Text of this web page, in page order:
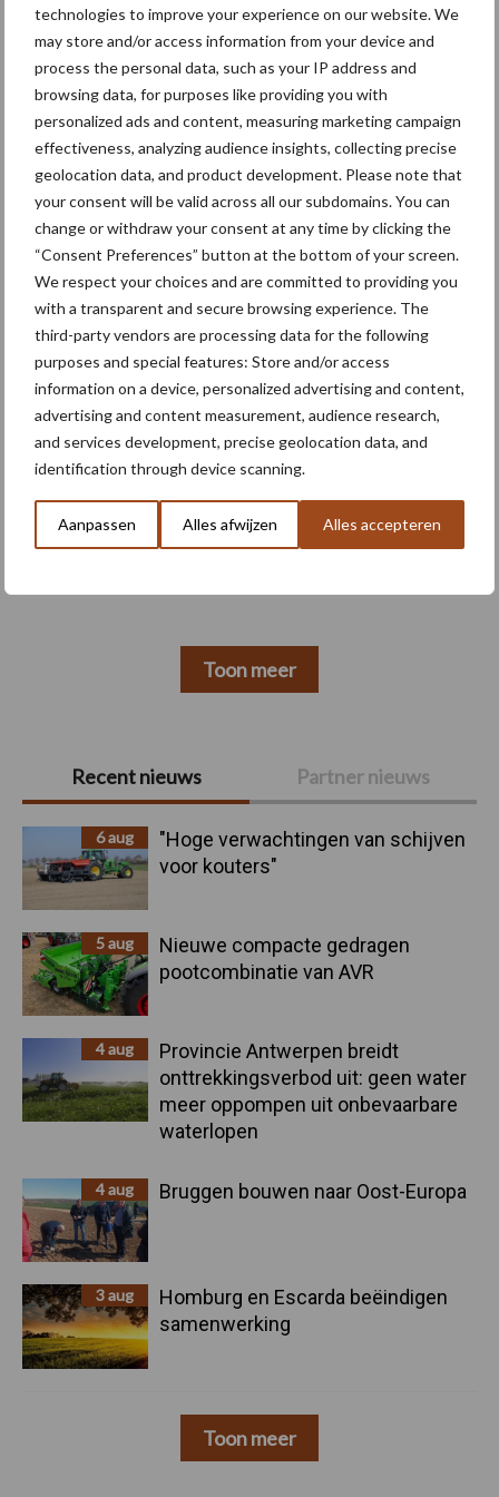
technologies to improve your experience on our website. We
may store and/or access information from your device and
process the personal data, such as your IP address and
browsing data, for purposes like providing you with
personalized ads and content, measuring marketing campaign
effectiveness, analyzing audience insights, collecting precise
geolocation data, and product development. Please note that
your consent will be valid across all our subdomains. You can
change or withdraw your consent at any time by clicking the
“Consent Preferences” button at the bottom of your screen.
We respect your choices and are committed to providing you
with a transparent and secure browsing experience. The
third-party vendors are processing data for the following
purposes and special features: Store and/or access
information on a device, personalized advertising and content,
advertising and content measurement, audience research,
and services development, precise geolocation data, and
identification through device scanning.
Aanpassen Alles afwijzen Alles accepteren
Primaire
Sidebar
Recent nieuws Partner nieuws
6 aug
"Hoge verwachtingen van schijven
voor kouters"
5 aug
Nieuwe compacte gedragen
pootcombinatie van AVR
4 aug
Provincie Antwerpen breidt
onttrekkingsverbod uit: geen water
meer oppompen uit onbevaarbare
waterlopen
4 aug Bruggen bouwen naar Oost-Europa
3 aug
Homburg en Escarda beëindigen
samenwerking
Toon meer
“Grond is ons canvas”
Groenbedekkers voor een
gezonde landbouwbodem
Meer lezen over:
Maak uw keuze
Machines Duurzaamheid
Toon meer